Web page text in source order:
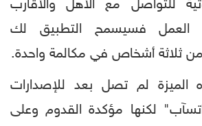
للتواصل مع الأهل والأقارب
العمل فسيسمح التطبيق لك
من ثلاثة أشخاص في مكالمة واحدة.
الميزة لم تصل بعد للإصدارات
لكنها مؤكدة القدوم وعلى